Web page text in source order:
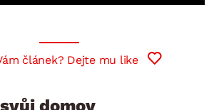
článek? Dejte mu like
domov